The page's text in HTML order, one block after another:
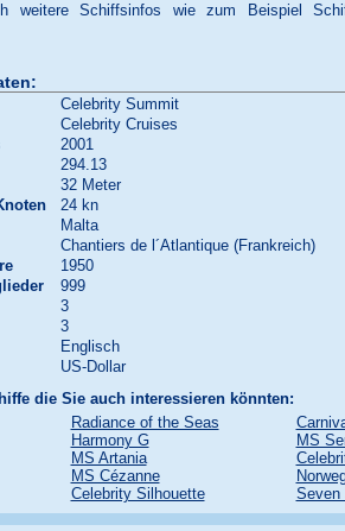
weitere Schiffsinfos wie zum Beispiel
Celebrity Summit
Celebrity Cruises
2001
294.13
32 Meter
24 kn
Malta
Chantiers de l´Atlantique (Frankreich)
1950
999
3
3
Englisch
US-Dollar
die Sie auch interessieren könnten:
Radiance of the Seas
Harmony G
MS
MS Artania
MS Cézanne
Celebrity Silhouette Seven